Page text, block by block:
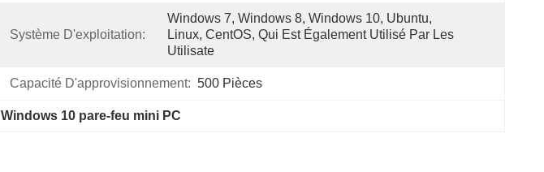
Système D'exploitation:
Windows 7, Windows 8, Windows 10, Ubuntu,
Linux, CentOS, Qui Est Également Utilisé Par Les
Utilisate
Capacité D'approvisionnement: 500 Pièces
Windows 10 pare-feu mini PC